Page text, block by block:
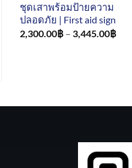
ชุดเสาพร้อมป้ายความ
ปลอดภัย | First aid sign
2,300.00฿ – 3,445.00฿Price